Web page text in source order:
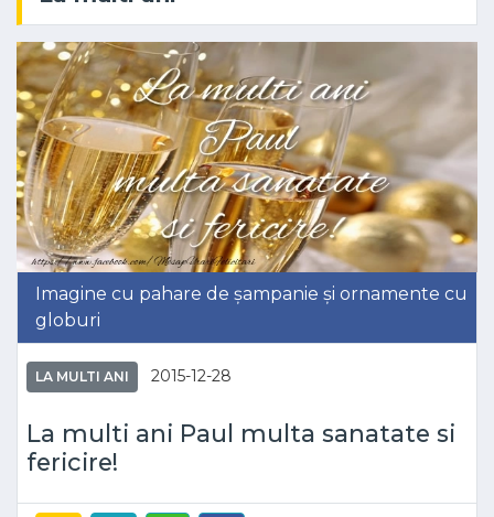
Imagine cu pahare de șampanie și ornamente cu
globuri
LA MULTI ANI 2015-12-28
La multi ani Paul multa sanatate si
fericire!